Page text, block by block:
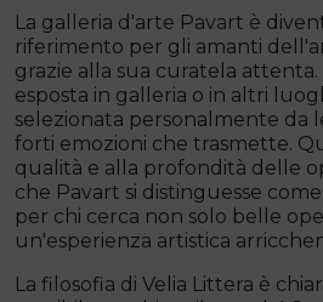
La galleria d'arte Pavart è
riferimento per gli amanti
grazie alla sua curatela
esposta in galleria o in altri
selezionata personalmente da
forti emozioni che trasmette.
qualità e alla profondità delle
che Pavart si distinguesse
per chi cerca non solo belle
un'esperienza artistica
La filosofia di Velia Littera è